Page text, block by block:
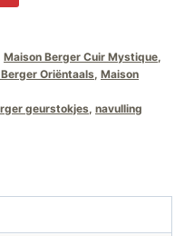
Maison Berger Cuir Mystique,
Oriëntaals, Maison
geurstokjes, navulling